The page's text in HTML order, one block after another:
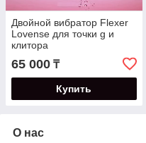
Двойной вибратор Flexer
Lovense для точки g и
клитора
65 000 ₸
Купить
О нас